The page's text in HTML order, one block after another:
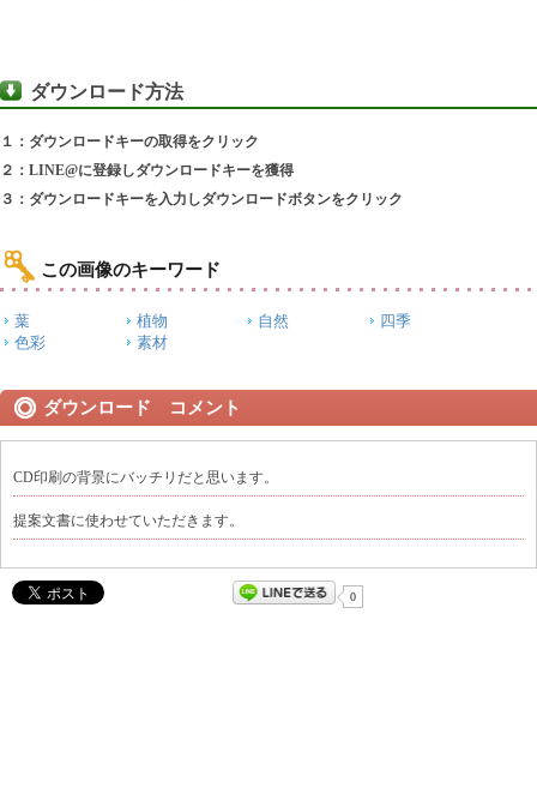
ダウンロード方法
１：ダウンロードキーの取得をクリック
２：LINE@に登録しダウンロードキーを獲得
３：ダウンロードキーを入力しダウンロードボタンをクリック
この画像のキーワード
葉 植物 自然
四季
色彩
素材
ダウンロード コメント
CD印刷の背景にバッチリだと思います。
提案文書に使わせていただきます。
0